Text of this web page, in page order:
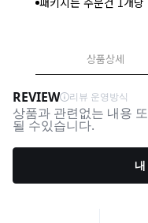
상품상세